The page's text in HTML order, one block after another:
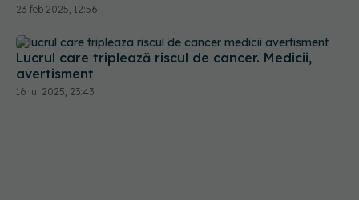
23 feb 2025, 12:56
Lucrul care triplează riscul de cancer. Medicii,
avertisment
16 iul 2025, 23:43